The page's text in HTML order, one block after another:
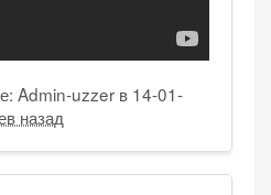
Admin-uzzer в 14-01-
назад